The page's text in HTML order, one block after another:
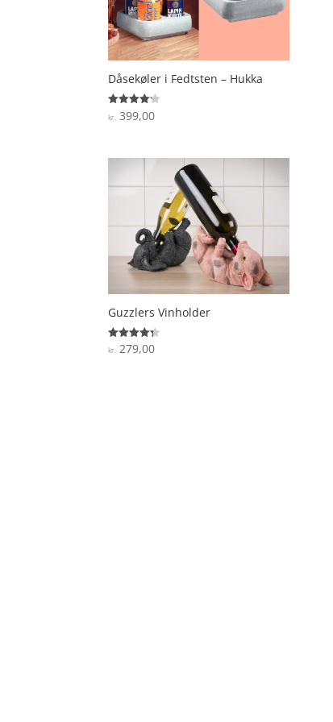
Dåsekøler i Fedtsten – Hukka
Vurderet
4.1
kr. 399,00
Guzzlers Vinholder
Vurderet
4.3
kr. 279,00